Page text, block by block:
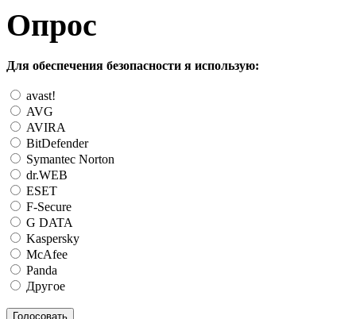
Опрос
Для обеспечения безопасности я использую:
avast!
AVG
AVIRA
BitDefender
Symantec Norton
dr.WEB
ESET
F-Secure
G DATA
Kaspersky
McAfee
Panda
Другое